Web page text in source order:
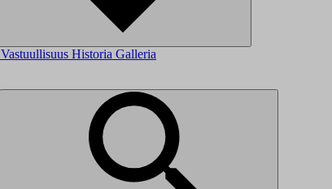
Vastuullisuus Historia Galleria